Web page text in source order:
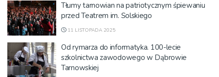
Tłumy tarnowian na patriotycznym śpiewaniu
przed Teatrem im. Solskiego
11 LISTOPADA 2025
Od rymarza do informatyka. 100-lecie
szkolnictwa zawodowego w Dąbrowie
Tarnowskiej